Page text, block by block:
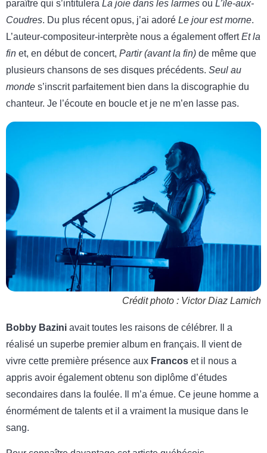
paraître qui s’intitulera La joie dans les larmes ou L’île-aux-
Coudres. Du plus récent opus, j’ai adoré Le jour est morne.
L’auteur-compositeur-interprète nous a également offertEt la
fin et, en début de concert, Partir (avant la fin) de même que
plusieurs chansons de ses disques précédents. Seul au
monde s’inscrit parfaitement bien dans la discographie du
chanteur. Je l’écoute en boucle et je ne m’en lasse pas.
Crédit photo : Victor Diaz Lamich
Bobby Bazini avait toutes les raisons de célébrer. Il a
réalisé un superbe premier album en français. Il vient de
vivre cette première présence aux Francos et il nous a
appris avoir également obtenu son diplôme d’études
secondaires dans la foulée. Il m’a émue. Ce jeune homme a
énormément de talents et il a vraiment la musique dans le
sang.